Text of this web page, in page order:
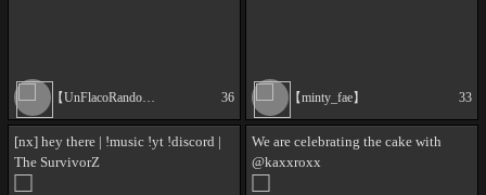
【UnFlacoRandom】 36 【minty_fae】 33
[nx] hey there | !music !yt !discord |
The SurvivorZ
We are celebrating the cake with
@kaxxroxx